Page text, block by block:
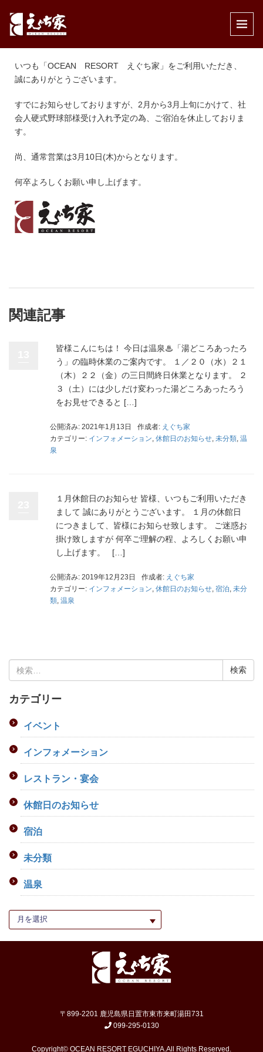
公開済み: 2022年1月31日
カテゴリー: インフォメーション
いつも「OCEAN RESORT えぐち家」をご利用いただき、
誠にありがとうございます。
すでにお知らせしておりますが、2月から3月上旬にかけて、社
会人硬式野球部様受け入れ予定の為、ご宿泊を休止しておりま
す。
尚、通常営業は3月10日(木)からとなります。
何卒よろしくお願い申し上げます。
関連記事
皆様こんにちは！ 今日は温泉♨「湯どころあったろ
う」の臨時休業のご案内です。 １／２０（水）２１
（木）２２（金）の三日間終日休業となります。 ２
３（土）には少しだけ変わった湯どころあったろう
をお見せできると […]
公開済み: 2021年1月13日 作成者: えぐち家
カテゴリー: インフォメーション, 休館日のお知らせ, 未分類, 温
泉
１月休館日のお知らせ 皆様、いつもご利用いただき
まして 誠にありがとうございます。 １月の休館日
につきまして、皆様にお知らせ致します。 ご迷惑お
掛け致しますが 何卒ご理解の程、よろしくお願い申
し上げます。 […]
公開済み: 2019年12月23日 作成者: えぐち家
カテゴリー: インフォメーション, 休館日のお知らせ, 宿泊, 未分
類, 温泉
索:
カテゴリー
イベント
インフォメーション
レストラン・宴会
休館日のお知らせ
宿泊
未分類
温泉
〒899-2201 鹿児島県日置市東市来町湯田731
099-295-0130
Copyright© OCEAN RESORT EGUCHIYA.All Rights Reserved.